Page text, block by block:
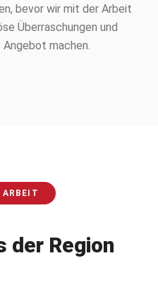
bevor wir mit der Arbeit
Überraschungen und
Angebot machen.
ARBEIT
der Region